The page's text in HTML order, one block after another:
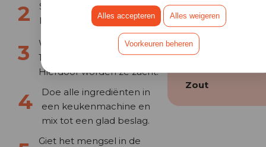
Alles accepteren Alles weigeren
Voorkeuren beheren
Spoel de zwarte bonen en
laat ze uitlekken.
Week de dadels minimum
10 minuten in warm water.
Hierdoor worden ze zacht.
Doe alle ingrediënten in
een keukenmachine en
mix tot een glad beslag.
Giet het mengsel in de
Kokosolie
Honing
Zout